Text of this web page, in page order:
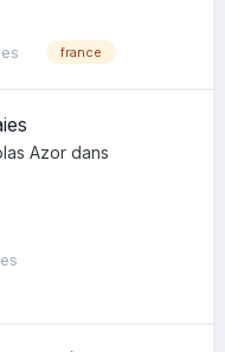
france
Azor dans